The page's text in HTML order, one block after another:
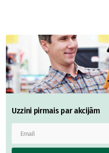
Uzzini pirmais par akcijām